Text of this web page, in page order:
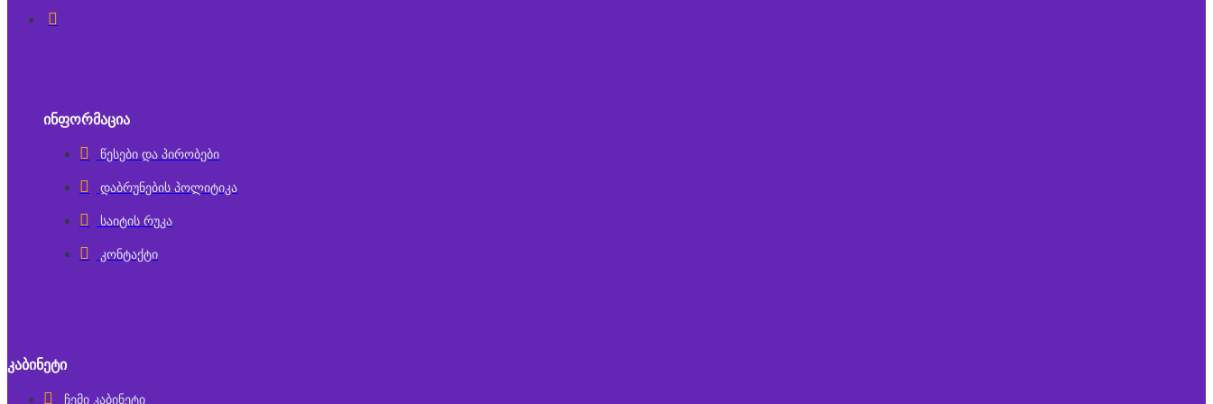
ᲘᲜᲤᲝᲠᲛᲐᲪᲘᲐ
წესები და პირობები
დაბრუნების პოლიტიკა
საიტის რუკა
კონტაქტი
ᲙᲐᲑᲘᲜᲔᲢᲘ
ჩემი კაბინეტი